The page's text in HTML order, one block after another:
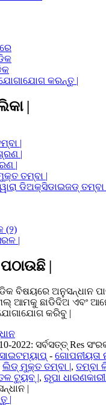
କରନ୍ତୁ |
|
|
|
|
ତମ୍ବା |
ଡିଅକ୍ସିଡାଇଜଡ୍ ତମ୍ବା
|
ବିଷୟରେ ଅନୁସନ୍ଧାନ
ଆମକୁ ଛାଡିଦିଅ ଏବଂ
କରିବୁ |
2022: ସର୍ବସତ୍ତ୍ Res
ସାଇଟମ୍ୟାପ୍ - ଗୋପନୀୟତା
ଲିଡ୍ ମୁକ୍ତ ତମ୍ବା |, ତମ୍ବା
ଟ୍ୟୁବ୍ |, ରୂପା
|